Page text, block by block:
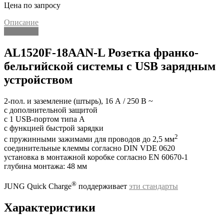
Цена по запросу
Описание
AL1520F-18AAN-L Розетка франко-
бельгийской системы c USB зарядным
устройством
2-пол. и заземление (штырь), 16 A / 250 В ~
с дополнительной защитой
с 1 USB-портом типа A
с функцией быстрой зарядки
с пружинными зажимами для проводов до 2,5 мм2
соединительные клеммы согласно DIN VDE 0620
установка в монтажной коробке согласно EN 60670-1
глубина монтажа: 48 мм
JUNG Quick Charge® поддерживает эти стандарты
Характеристики